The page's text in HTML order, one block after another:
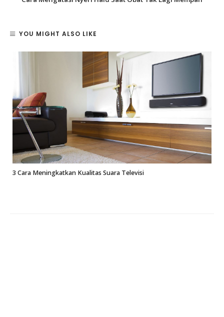
YOU MIGHT ALSO LIKE
3 Cara Meningkatkan Kualitas Suara Televisi